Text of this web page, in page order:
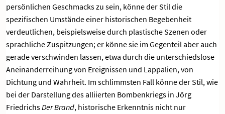
persönlichen Geschmacks zu sein, könne der Stil die
spezifischen Umstände einer historischen Begebenheit
verdeutlichen, beispielsweise durch plastische Szenen oder
sprachliche Zuspitzungen; er könne sie im Gegenteil aber auch
gerade verschwinden lassen, etwa durch die unterschiedslose
Aneinanderreihung von Ereignissen und Lappalien, von
Dichtung und Wahrheit. Im schlimmsten Fall könne der Stil, wie
bei der Darstellung des alliierten Bombenkriegs in Jörg
FriedrichsDer Brand, historische Erkenntnis nicht nur